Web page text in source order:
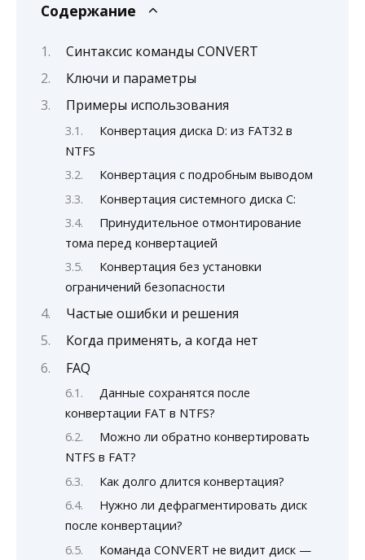
Содержание
Синтаксис команды CONVERT
Ключи и параметры
Примеры использования
Конвертация диска D: из FAT32 в
NTFS
Конвертация с подробным выводом
Конвертация системного диска C:
Принудительное отмонтирование
тома перед конвертацией
Конвертация без установки
ограничений безопасности
Частые ошибки и решения
Когда применять, а когда нет
FAQ
Данные сохранятся после
конвертации FAT в NTFS?
Можно ли обратно конвертировать
NTFS в FAT?
Как долго длится конвертация?
Нужно ли дефрагментировать диск
после конвертации?
Команда CONVERT не видит диск —